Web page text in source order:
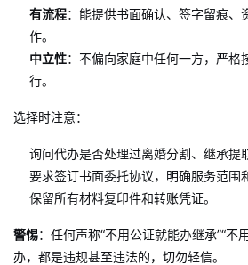
有流程：能提供书面确认、签字留痕、
作。
中立性：不偏向家庭中任何一方，严格
行。
选择时注意：
询问代办是否处理过离婚分割、继承提
要求签订书面委托协议，明确服务范围
保留所有材料复印件和转账凭证。
警惕：任何声称“不用公证就能办继承”“不
办，都是违规甚至违法的，切勿轻信。